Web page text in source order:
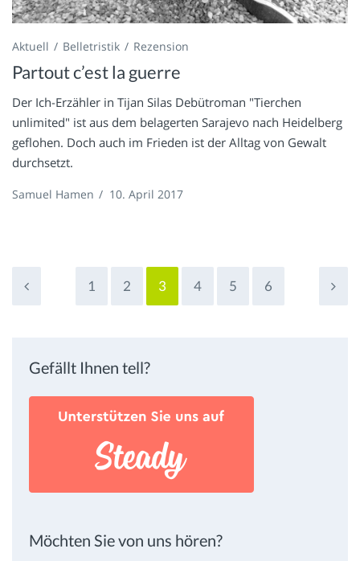
Aktuell Belletristik Rezension
Partout c’est la guerre
Der Ich-Erzähler in Tijan Silas Debütroman "Tierchen
unlimited" ist aus dem belagerten Sarajevo nach Heidelberg
geflohen. Doch auch im Frieden ist der Alltag von Gewalt
durchsetzt.
Samuel Hamen / 10. April 2017
1 2 3 4 5 6
Gefällt Ihnen tell?
Möchten Sie von uns hören?